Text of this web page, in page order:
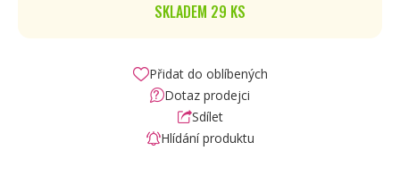
SKLADEM 29 KS
Přidat do oblíbených
Dotaz prodejci
Sdílet
Hlídání produktu